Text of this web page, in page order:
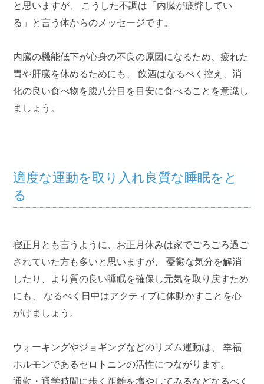
と思いますが、 こうした不調は「内臓が疲弊してい
る」と言う体からのメッセージです。
内臓の機能低下が心身の不良の原因になるため、疲れた
胃や肝臓を休めるためにも、 飲酒はなるべく控え、消
化の良い食べ物を腹八分目を目安に食べることを意識し
ましょう。
適度な運動を取り入れ良質な睡眠をと
る
寝正月とも言うように、お正月休みは家でごろごろ過ご
されていた方も多いと思いますが、 憂鬱な気分を解消
したり、より質の良い睡眠を確保し元気を取り戻すため
にも、 なるべく日中はアクティブに体動かすことを心
がけましょう。
ウォーキングやジョギングなどのリズム運動は、 幸福
ホルモンであるセロトニンの活性につながります。
通勤・通学時間に歩く距離を増やしてみるなどなるべく